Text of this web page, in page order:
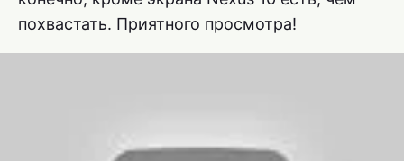
похвастать. Приятного просмотра!